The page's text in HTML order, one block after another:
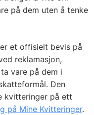
på dem uten å tenke
et offisielt bevis på
reklamasjon,
vare på dem i
Den
kvitteringer på ett
på Mine Kvitteringer.